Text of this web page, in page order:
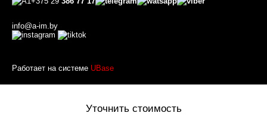
info@a-im.by
Работает на системе UBase
Уточнить стоимость